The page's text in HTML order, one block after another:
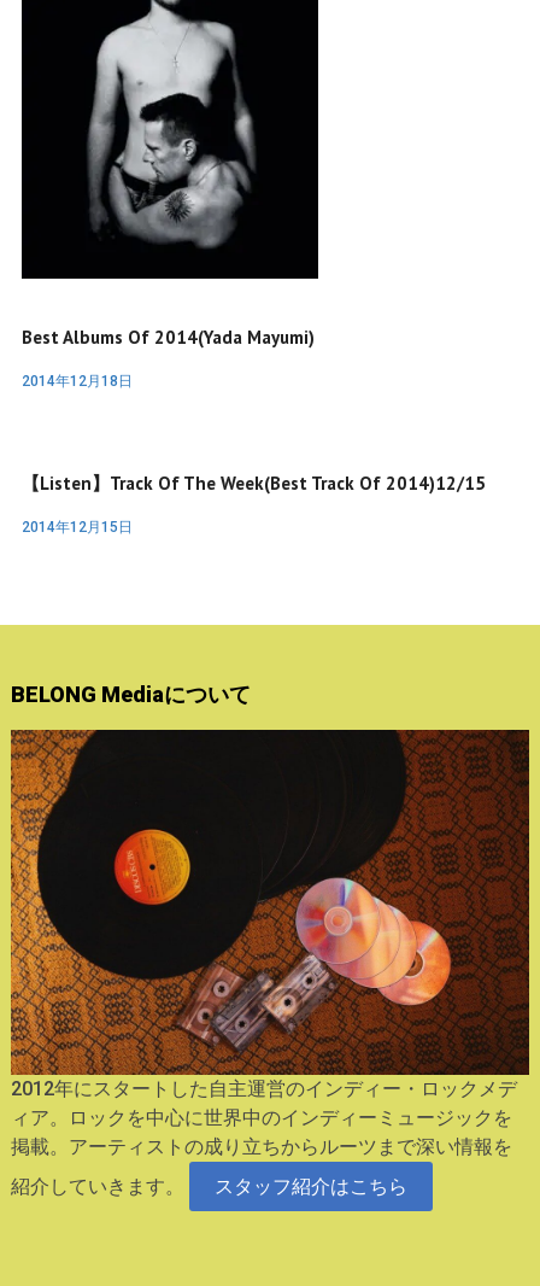
Best Albums Of 2014(Yada Mayumi)
2014年12月18日
【Listen】Track Of The Week(Best Track Of 2014)12/15
2014年12月15日
BELONG Mediaについて
2012年にスタートした自主運営のインディー・ロックメデ
ィア。ロックを中心に世界中のインディーミュージックを
掲載。アーティストの成り立ちからルーツまで深い情報を
紹介していきます。
スタッフ紹介はこちら